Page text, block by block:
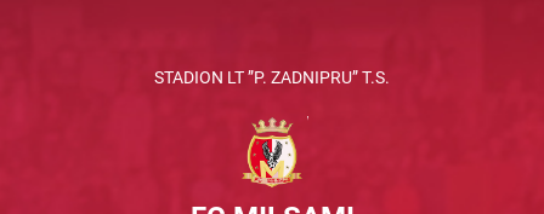
STADION LT ”P. ZADNIPRU” T.S.